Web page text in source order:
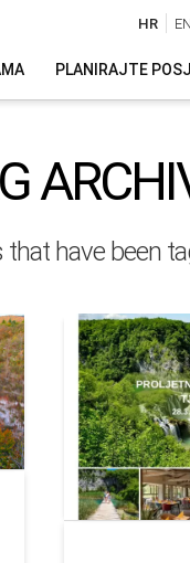
HR EN
PLANIRAJTE
have been